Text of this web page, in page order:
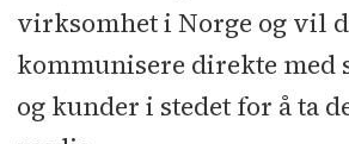
virksomhet i Norge og vil
kommunisere direkte med
og kunder i stedet for å ta